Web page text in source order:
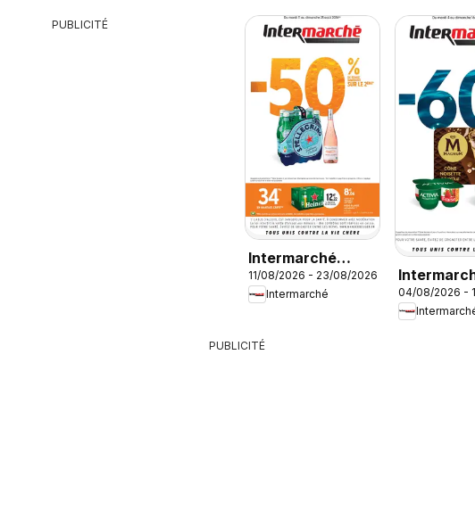
PUBLICITÉ
Intermarché
catalogue
11/08/2026 - 23/08/2026
Intermarché
offres
04/08/2026 -
PUBLICITÉ